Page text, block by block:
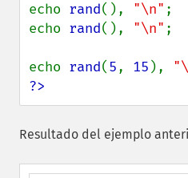
echo rand(), "\n" ;
echo rand(), "\n" ;
echo rand(5, 15 ),
?>
Resultado del ejemplo